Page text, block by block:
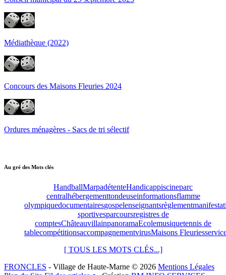
Médiathèque (2022)
Concours des Maisons Fleuries 2024
Ordures ménagères - Sacs de tri sélectif
Au gré des Mots clés
HandballMarpadétenteHandicappiscineparc
centralhébergementtondeuseinformationsflamme
olympiquedocumentairesgospelenseignantsrèglement
sportivesparcoursregistres de
comptesChâteauvillainpanoramaEcolemusiquetennis de
tablecompétitionsaccompagnementvirusMaisons Fleuries
[ TOUS LES MOTS CLÉS...]
FRONCLES - Village de Haute-Marne © 2026 Mentions Légales